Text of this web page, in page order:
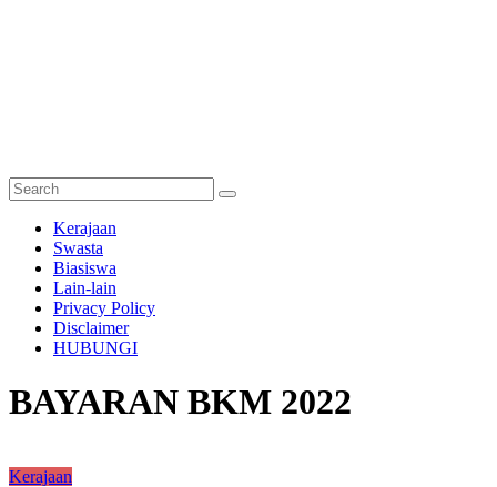
Semakan
Bantuan
Semakan
untuk
semua
Kerajaan
Swasta
Biasiswa
Lain-lain
Privacy Policy
Disclaimer
HUBUNGI
BAYARAN BKM 2022
Kerajaan